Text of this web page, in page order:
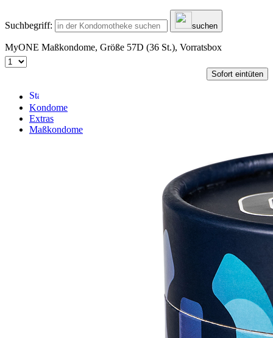
Suchbegriff: suchen
MyONE Maßkondome, Größe 57D (36 St.), Vorratsbox
Sofort eintüten
Kondome
Extras
Maßkondome